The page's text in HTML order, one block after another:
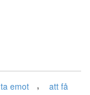
ta emot , att få